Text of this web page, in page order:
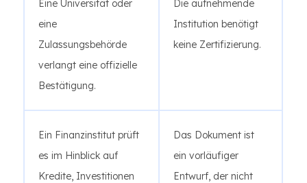
Eine Universität oder
eine
Zulassungsbehörde
verlangt eine offizielle
Bestätigung.
Die aufnehmende
Institution benötigt
keine Zertifizierung.
Ein Finanzinstitut prüft
es im Hinblick auf
Kredite, Investitionen
Das Dokument ist
ein vorläufiger
Entwurf, der nicht